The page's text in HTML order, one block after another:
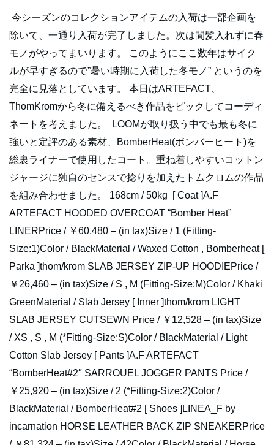
今シーズンのコレクションアイテムの入荷は一部企画を
除いて、一通り入荷が完了しました。次は間髪入れずに春
モノがやってまいります。 このようにここ数年はサイク
ルが早すぎるので”暑い時期に入荷した冬モノ” というのを
完全に見落としています。 本日はARTEFACT、
ThomKromから冬に備えるべき作品をピックしてコーディ
ネートを考えました。 LOOMが取り扱う中でも最も冬に
強いと定評のある素材、BomberHeat(ボンバーヒート)を
総裏ライナーで使用したコート。重ね着しやすいコットン
ジャージに独自のセンスで捻りを加えたトムクロムの作品
を組み合わせました。 168cm / 50kg [ Coat ]A.F
ARTEFACT HOODED OVERCOAT “Bomber Heat”
LINERPrice / ￥60,480 – (in tax)Size / 1 (Fitting-
Size:1)Color / BlackMaterial / Waxed Cotton , Bomberheat [
Parka ]thom/krom SLAB JERSEY ZIP-UP HOODIEPrice /
￥26,460 – (in tax)Size / S , M (Fitting-Size:M)Color / Khaki
GreenMaterial / Slab Jersey [ Inner ]thom/krom LIGHT
SLAB JERSEY CUTSEWN Price / ￥12,528 – (in tax)Size
/ XS , S , M (*Fitting-Size:S)Color / BlackMaterial / Light
Cotton Slab Jersey [ Pants ]A.F ARTEFACT
“BomberHeat#2″ SARROUEL JOGGER PANTS Price /
￥25,920 – (in tax)Size / 2 (*Fitting-Size:2)Color /
BlackMaterial / BomberHeat#2 [ Shoes ]LINEA_F by
incarnation HORSE LEATHER BACK ZIP SNEAKERPrice